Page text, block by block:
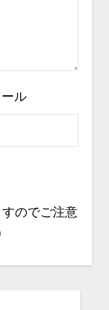
ール
のでご注意